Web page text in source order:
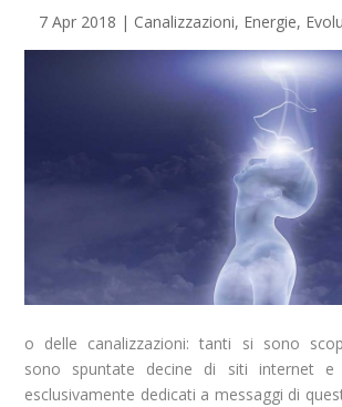
7 Apr 2018 | Canalizzazioni, Energie,
o delle canalizzazioni: tanti si sono
sono spuntate decine di siti internet e
esclusivamente dedicati a messaggi di